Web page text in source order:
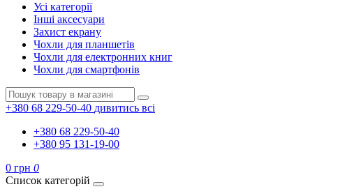
Усі категорії
Інші аксесуари
Захист екрану
Чохли для планшетів
Чохли для електронних книг
Чохли для смартфонів
+380 68 229-50-40 дивитись всі
+380 68 229-50-40
+380 95 131-19-00
0 грн 0
Список категорій